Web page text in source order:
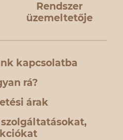
Rendszer
üzemeltetője
kapcsolatba
rá?
árak